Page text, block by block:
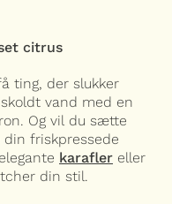
citrus
ting, der slukker
vand med en
Og vil du sætte
din friskpressede
karafler eller
din stil.